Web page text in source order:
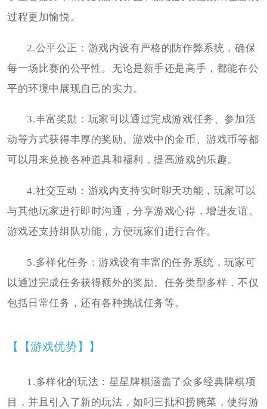
过程更加愉悦。
2.公平公正：游戏内设有严格的防作弊系统，确保
每一场比赛的公平性。无论是新手还是高手，都能在公
平的环境中展现自己的实力。
3.丰富奖励：玩家可以通过完成游戏任务、参加活
动等方式获得丰厚的奖励。游戏中的金币、游戏币等都
可以用来兑换各种道具和福利，提高游戏的乐趣。
4.社交互动：游戏内支持实时聊天功能，玩家可以
与其他玩家进行即时沟通，分享游戏心得，增进友谊。
游戏还支持组队功能，方便玩家们进行合作。
5.多样化任务：游戏设有丰富的任务系统，玩家可
以通过完成任务获得额外的奖励。任务类型多样，不仅
包括日常任务，还有各种挑战任务等。
【【游戏优势】】
1.多样化的玩法：星星牌棋涵盖了众多经典牌棋项
目，并且引入了新的玩法，如叼三批和捞腌菜，使得游